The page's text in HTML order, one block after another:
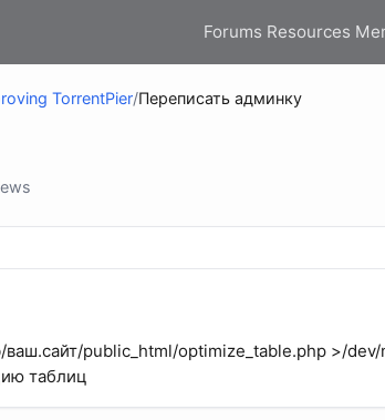
Forums Resources
TorrentPier/Переписать админку
public_html/optimize_table.php >/dev/
таблиц